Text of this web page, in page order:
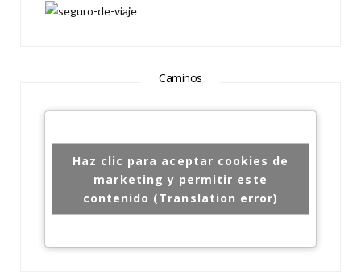
Caminos
Haz clic para aceptar cookies de
marketing y permitir este
contenido (Translation error)